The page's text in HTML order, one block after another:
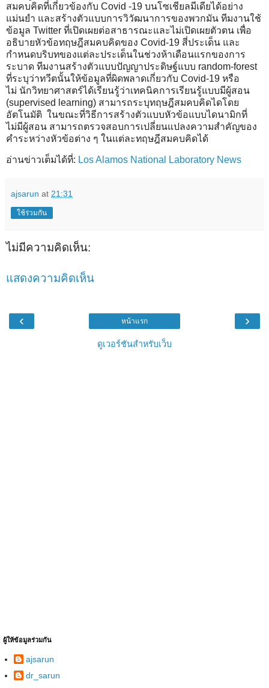
สมคบคิดที่เกี่ยวข้องกับ Covid -19 บนโซเชียลมีเดียได้อย่าง
แม่นยำ และสร้างตัวแบบการวิวัฒนาการของพวกมัน ทีมงานใช้
ข้อมูล Twitter ที่เปิดเผยต่อสาธารณะและไม่เปิดเผยตัวตน เพื่อ
อธิบายหัวข้อทฤษฎีสมคบคิดของ Covid-19 สี่ประเด็น และ
กำหนดบริบทของแต่ละประเด็นในช่วงห้าเดือนแรกของการ
ระบาด ทีมงานสร้างตัวแบบปัญญาประดิษฐ์แบบ random-forest
ที่ระบุว่าทวีตนั้นให้ข้อมูลที่ผิดพลาดเกี่ยวกับ Covid-19 หรือ
ไม่ นักวิทยาศาสตร์ได้เรียนรู้ว่าเทคนิคการเรียนรู้แบบมีผู้สอน
(supervised learning) สามารถระบุทฤษฎีสมคบคิดไดโดย
อัตโนมัติ ในขณะที่วิธีการสร้างตัวแบบหัวข้อแบบไดนามิกที่
ไม่มีผู้สอน สามารถตรวจสอบการเปลี่ยนแปลงความสำคัญของ
คำระหว่างหัวข้อต่าง ๆ ในแต่ละทฤษฎีสมคบคิดได้
อ่านข่าวเต็มได้ที่: Los Alamos National Laboratory News
ajsarun at 21:31
ใช้ร่วมกัน
ไม่มีความคิดเห็น:
แสดงความคิดเห็น
‹ ›
หน้าแรก
ดูเวอร์ชันสำหรับเว็บ
ผู้ให้ข้อมูลร่วมกัน
ajsarun
dr_sarun